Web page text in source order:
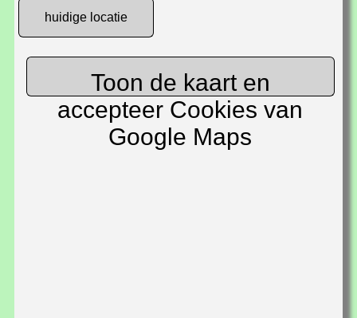
huidige locatie
Toon de kaart en
accepteer Cookies van
Google Maps